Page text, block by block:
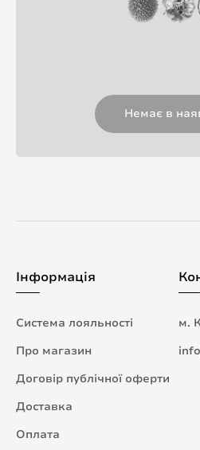
Немає в
Інформація
Система лояльності
Про магазин
Договір публічної оферти
Доставка
Оплата
м.